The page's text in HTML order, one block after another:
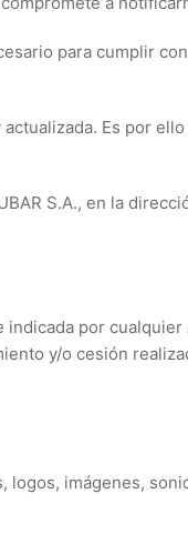
para cumplir
Es por
S.A., en la
por
y/o cesión
imágenes,